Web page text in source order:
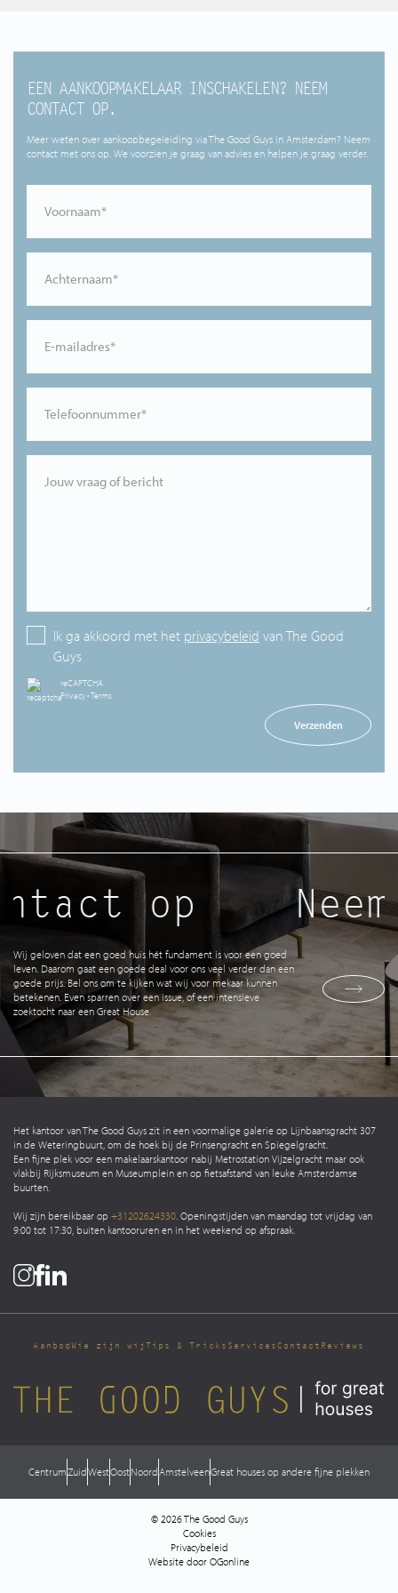
EEN AANKOOPMAKELAAR INSCHAKELEN? NEEM
CONTACT OP.
Meer weten over aankoopbegeleiding via The Good Guys in Amsterdam? Neem
contact met ons op. We voorzien je graag van advies en helpen je graag verder.
Voornaam*
Achternaam*
E-mailadres*
Telefoonnummer*
Jouw vraag of bericht
Ik ga akkoord met het privacybeleid van The Good
Guys
reCAPTCHA
Privacy•Terms
Verzenden
op
Wij geloven dat een goed huis hét fundament is voor een goed
leven. Daarom gaat een goede deal voor ons veel verder dan een
goede prijs. Bel ons om te kijken wat wij voor mekaar kunnen
betekenen. Even sparren over een issue, of een intensieve
zoektocht naar een Great House.
Het kantoor van The Good Guys zit in een voormalige galerie op Lijnbaansgracht 307
in de Weteringbuurt, om de hoek bij de Prinsengracht en Spiegelgracht.
Een fijne plek voor een makelaarskantoor nabij Metrostation Vijzelgracht maar ook
vlakbij Rijksmuseum en Museumplein en op fietsafstand van leuke Amsterdamse
buurten.
Wij zijn bereikbaar op +31202624330. Openingstijden van maandag tot vrijdag van
9:00 tot 17:30, buiten kantooruren en in het weekend op afspraak.
AanbodWie zijn wijTips & Tricks Services Contact Reviews
CentrumZuidWestOostNoord AmstelveenGreat houses op andere fijne plekken
© 2026 The Good Guys
Cookies
Privacybeleid
Website door OGonline